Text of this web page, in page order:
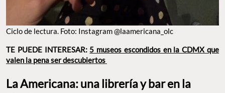
Ciclo de lectura. Foto: Instagram @laamericana_olc
TE PUEDE INTERESAR: 5 museos escondidos en la CDMX que
valen la pena ser descubiertos
La Americana: una librería y bar en la